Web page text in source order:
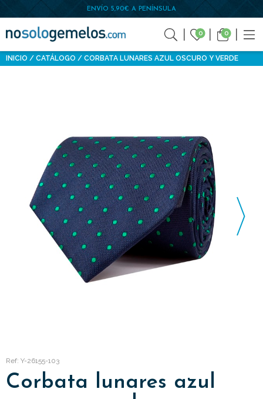
ENVÍO 5,90€ A PENÍNSULA
0 0
INICIO CATÁLOGO CORBATA LUNARES AZUL OSCURO Y VERDE
Ref: Y-26155-103
Corbata lunares azul